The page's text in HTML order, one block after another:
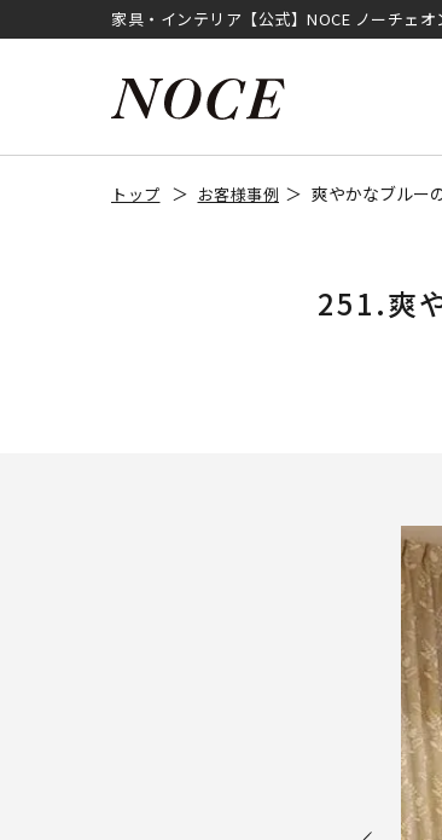
家具・インテリア【公式】NOCE ノーチェ
トップ お客様事例 爽やかなブルー
251.爽